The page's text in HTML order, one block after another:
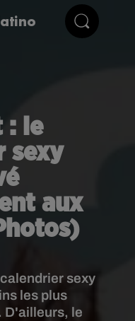
: le
sexy
aux
sexy
les plus
D'ailleurs, le